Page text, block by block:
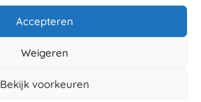
Accepteren
Weigeren
Bekijk voorkeuren